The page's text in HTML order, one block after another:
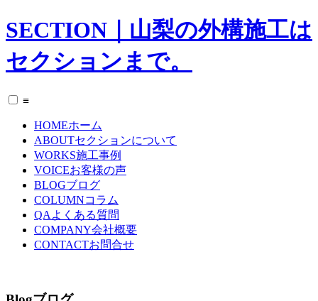
SECTION｜山梨の外構施工は
セクションまで。
≡
HOMEホーム
ABOUTセクションについて
WORKS施工事例
VOICEお客様の声
BLOGブログ
COLUMNコラム
QA よくある質問
COMPANY会社概要
CONTACTお問合せ